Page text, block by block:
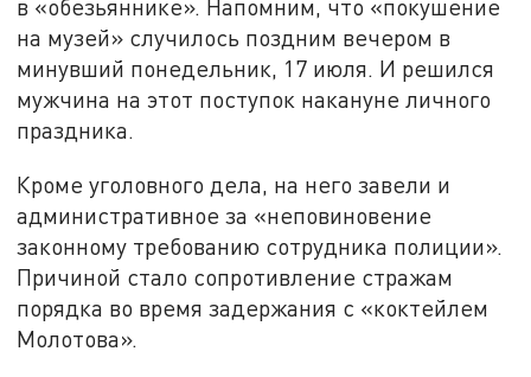
в «обезьяннике». Напомним, что «покушение
на музей» случилось поздним вечером в
минувший понедельник, 17 июля. И решился
мужчина на этот поступок накануне личного
праздника.
Кроме уголовного дела, на него завели и
административное за «неповиновение
законному требованию сотрудника полиции».
Причиной стало сопротивление стражам
порядка во время задержания с «коктейлем
Молотова».